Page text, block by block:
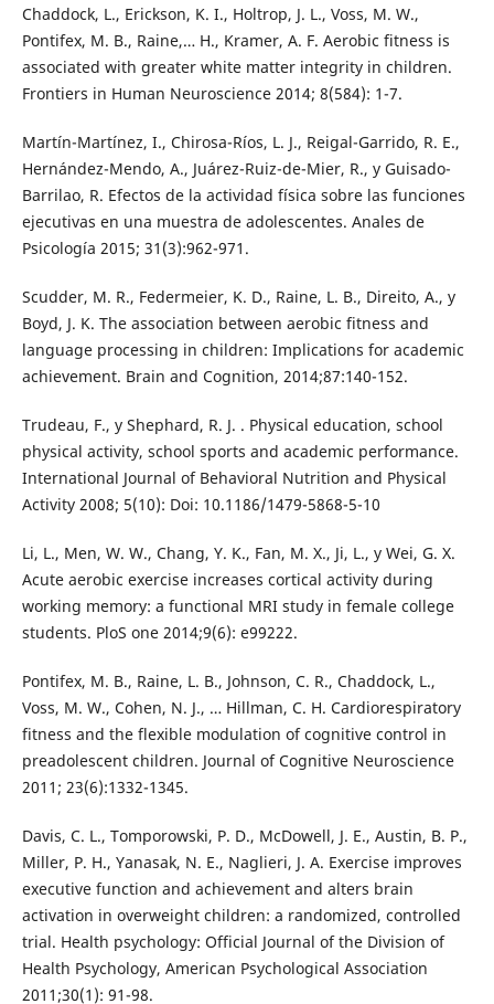
Chaddock, L., Erickson, K. I., Holtrop, J. L., Voss, M. W.,
Pontifex, M. B., Raine,… H., Kramer, A. F. Aerobic fitness is
associated with greater white matter integrity in children.
Frontiers in Human Neuroscience 2014; 8(584): 1-7.
Martín-Martínez, I., Chirosa-Ríos, L. J., Reigal-Garrido, R. E.,
Hernández-Mendo, A., Juárez-Ruiz-de-Mier, R., y Guisado-
Barrilao, R. Efectos de la actividad física sobre las funciones
ejecutivas en una muestra de adolescentes. Anales de
Psicología 2015; 31(3):962-971.
Scudder, M. R., Federmeier, K. D., Raine, L. B., Direito, A., y
Boyd, J. K. The association between aerobic fitness and
language processing in children: Implications for academic
achievement. Brain and Cognition, 2014;87:140-152.
Trudeau, F., y Shephard, R. J. . Physical education, school
physical activity, school sports and academic performance.
International Journal of Behavioral Nutrition and Physical
Activity 2008; 5(10): Doi: 10.1186/1479-5868-5-10
Li, L., Men, W. W., Chang, Y. K., Fan, M. X., Ji, L., y Wei, G. X.
Acute aerobic exercise increases cortical activity during
working memory: a functional MRI study in female college
students. PloS one 2014;9(6): e99222.
Pontifex, M. B., Raine, L. B., Johnson, C. R., Chaddock, L.,
Voss, M. W., Cohen, N. J., … Hillman, C. H. Cardiorespiratory
fitness and the flexible modulation of cognitive control in
preadolescent children. Journal of Cognitive Neuroscience
2011; 23(6):1332-1345.
Davis, C. L., Tomporowski, P. D., McDowell, J. E., Austin, B. P.,
Miller, P. H., Yanasak, N. E., Naglieri, J. A. Exercise improves
executive function and achievement and alters brain
activation in overweight children: a randomized, controlled
trial. Health psychology: Official Journal of the Division of
Health Psychology, American Psychological Association
2011;30(1): 91-98.